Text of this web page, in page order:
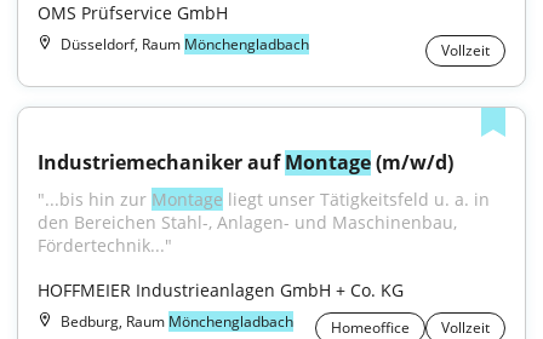
OMS Prüfservice GmbH
Düsseldorf, Raum Mönchengladbach Vollzeit
Industriemechaniker auf Montage (m/w/d)
"...bis hin zur Montage liegt unser Tätigkeitsfeld u. a. in
den Bereichen Stahl-, Anlagen- und Maschinenbau,
Fördertechnik..."
HOFFMEIER Industrieanlagen GmbH + Co. KG
Bedburg, Raum Mönchengladbach Homeoffice Vollzeit